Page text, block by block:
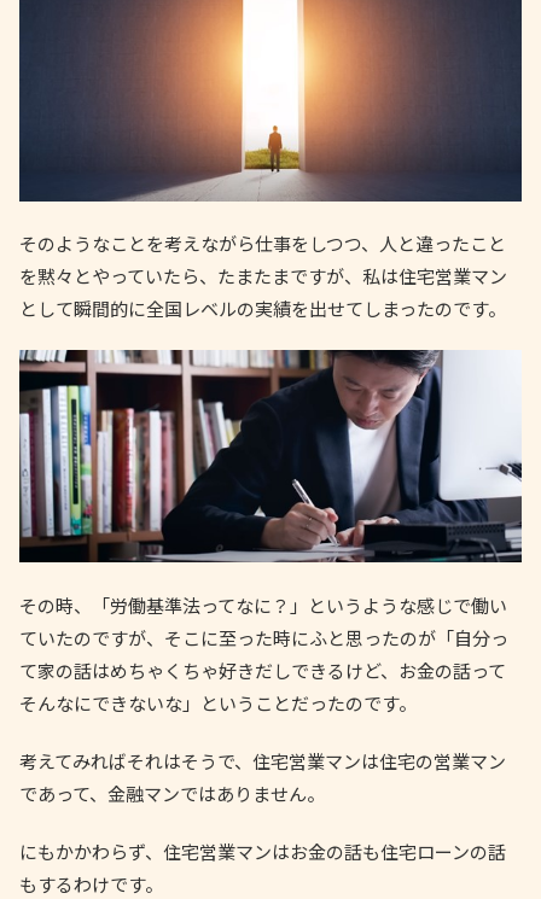
そのようなことを考えながら仕事をしつつ、人と違ったこと
を黙々とやっていたら、たまたまですが、私は住宅営業マン
として瞬間的に全国レベルの実績を出せてしまったのです。
その時、「労働基準法ってなに？」というような感じで働い
ていたのですが、そこに至った時にふと思ったのが「自分っ
て家の話はめちゃくちゃ好きだしできるけど、お金の話って
そんなにできないな」ということだったのです。
考えてみればそれはそうで、住宅営業マンは住宅の営業マン
であって、金融マンではありません。
にもかかわらず、住宅営業マンはお金の話も住宅ローンの話
もするわけです。